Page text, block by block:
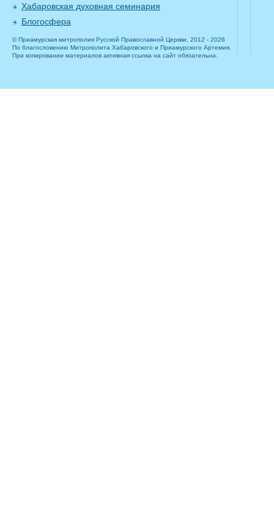
Хабаровская духовная семинария
Блогосфера
© Приамурская митрополия Русской Православной Церкви, 2012 - 2026
По благословению Митрополита Хабаровского и Приамурского Артемия.
При копировании материалов активная ссылка на сайт обязательна.